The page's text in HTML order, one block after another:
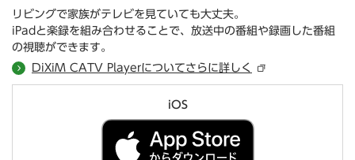
リビングで家族がテレビを見ていても大丈夫。
iPadと楽録を組み合わせることで、放送中の番組や録画した番組
の視聴ができます。
DiXiM CATV Playerについてさらに詳しく
iOS